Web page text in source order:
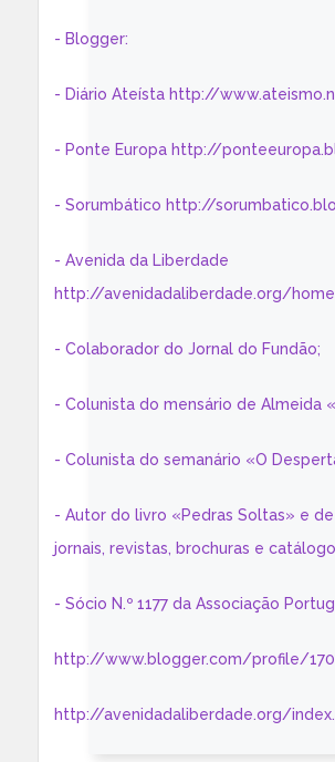
- Blogger:
- Diário Ateísta http://
- Ponte Europa http://
- Sorumbático http://
- Avenida da Liberdade
http://avenidadaliberdade.org/
- Colaborador do Jornal do Fundão;
- Colunista do mensário de Almeida
- Colunista do semanário «O
- Autor do livro «Pedras Soltas» e
jornais, revistas, brochuras e
- Sócio N.º 1177 da Associação
http://www.blogger.com/profile/
http://avenidadaliberdade.org/